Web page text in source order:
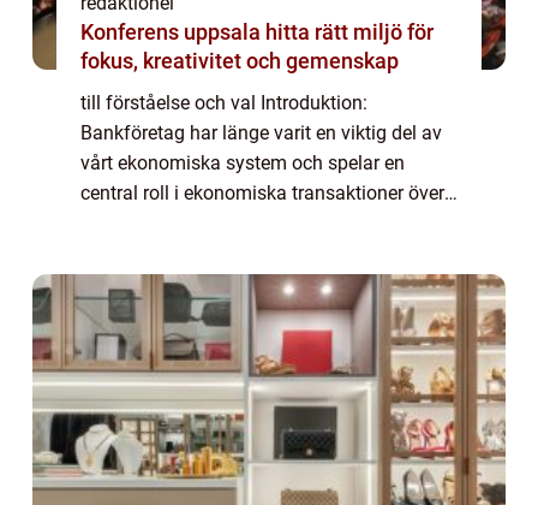
Konferens uppsala hitta rätt miljö för
fokus, kreativitet och gemenskap
till förståelse och val Introduktion:
Bankföretag har länge varit en viktig del av
vårt ekonomiska system och spelar en
central roll i ekonomiska transaktioner över